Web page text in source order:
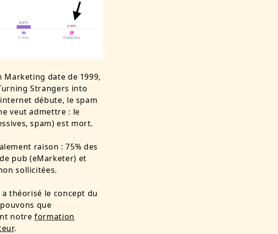
date de 1999,
Strangers into
débute, le spam
veut admettre : le
spam) est mort.
raison : 75% des
pub (eMarketer) et
sollicitées.
a théorisé le concept du
que
notreformation
.